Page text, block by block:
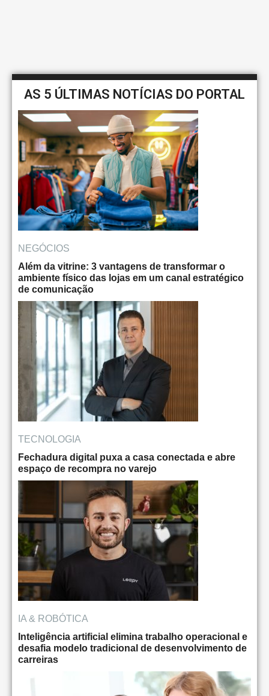
AS 5 ÚLTIMAS NOTÍCIAS DO PORTAL
NEGÓCIOS
Além da vitrine: 3 vantagens de transformar o
ambiente físico das lojas em um canal estratégico
de comunicação
TECNOLOGIA
Fechadura digital puxa a casa conectada e abre
espaço de recompra no varejo
IA & ROBÓTICA
Inteligência artificial elimina trabalho operacional e
desafia modelo tradicional de desenvolvimento de
carreiras